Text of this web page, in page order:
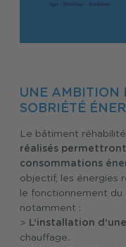
UNE AMBITION
SOBRIÉTÉ
Le bâtiment
réalisés
consommations
objectif, les énergies
le fonctionnement
notamment :
> L‘installation
chauffage.